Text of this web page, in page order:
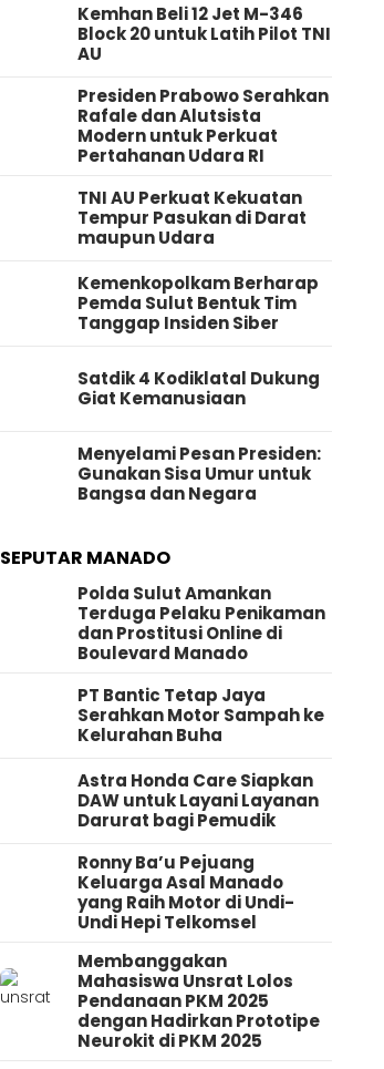
Kemhan Beli 12 Jet M-346
Block 20 untuk Latih Pilot TNI
AU
Presiden Prabowo Serahkan
Rafale dan Alutsista
Modern untuk Perkuat
Pertahanan Udara RI
TNI AU Perkuat Kekuatan
Tempur Pasukan di Darat
maupun Udara
Kemenkopolkam Berharap
Pemda Sulut Bentuk Tim
Tanggap Insiden Siber
Satdik 4 Kodiklatal Dukung
Giat Kemanusiaan
Menyelami Pesan Presiden:
Gunakan Sisa Umur untuk
Bangsa dan Negara
SEPUTAR MANADO
Polda Sulut Amankan
Terduga Pelaku Penikaman
dan Prostitusi Online di
Boulevard Manado
PT Bantic Tetap Jaya
Serahkan Motor Sampah ke
Kelurahan Buha
Astra Honda Care Siapkan
DAW untuk Layani Layanan
Darurat bagi Pemudik
Ronny Ba’u Pejuang
Keluarga Asal Manado
yang Raih Motor di Undi-
Undi Hepi Telkomsel
Membanggakan
Mahasiswa Unsrat Lolos
Pendanaan PKM 2025
dengan Hadirkan Prototipe
Neurokit di PKM 2025